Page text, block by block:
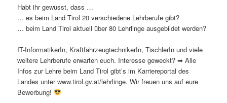
Habt ihr gewusst, dass …
… es beim Land Tirol 20 verschiedene Lehrberufe gibt?
… beim Land Tirol aktuell über 80 Lehrlinge ausgebildet werden?
IT-InformatikerIn, KraftfahrzeugtechnikerIn, TischlerIn und viele
weitere Lehrberufe erwarten euch. Interesse geweckt? ➡ Alle
Infos zur Lehre beim Land Tirol gibt’s im Karriereportal des
Landes unter www.tirol.gv.at/lehrlinge. Wir freuen uns auf eure
Bewerbung!